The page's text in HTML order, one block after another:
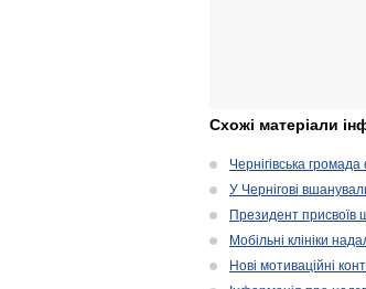
Схожі матеріали
Чернігівська
У Чернігові
Президент присвоїв
Мобільні клініки
Нові мотиваційні